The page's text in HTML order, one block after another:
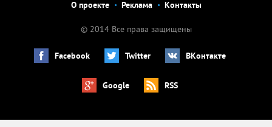
О проекте Реклама Контакты
© 2014 Все права защищены
Facebook Twitter ВКонтакте
Google RSS